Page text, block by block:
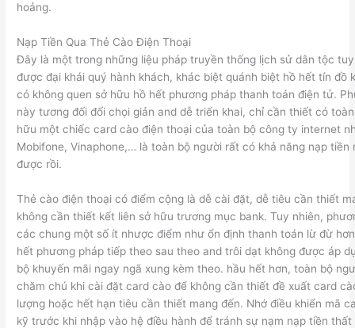
hoảng.
Nạp Tiền Qua Thẻ Cào Điện Thoại
Đây là một trong những liệu pháp truyền thống lịch sử dân tộc
được đại khái quý hành khách, khác biệt quánh biệt hồ hết tín đồ
có không quen sở hữu hồ hết phương pháp thanh toán điện tử.
này tương đối đối chọi giản and dễ triển khai, chỉ cần thiết có
hữu một chiếc card cào điện thoại của toàn bộ công ty internet
Mobifone, Vinaphone,… là toàn bộ người rất có khả năng nạp tiền
được rồi.
Thẻ cào điện thoại có điểm cộng là dễ cài đặt, dễ tiêu cần thiết
không cần thiết kết liên sở hữu trương mục bank. Tuy nhiên,
các chung một số ít nhược điểm như ổn định thanh toán lừ đừ
hết phương pháp tiếp theo sau theo and trôi dạt không được áp
bộ khuyến mãi ngay ngã xung kèm theo. hầu hết hơn, toàn bộ
chăm chú khi cài đặt card cào để không cần thiết đề xuất card
lượng hoặc hết hạn tiêu cần thiết mang đến. Nhớ điều khiển mã
kỹ trước khi nhập vào hệ điều hành để tránh sự nạm nạp tiền